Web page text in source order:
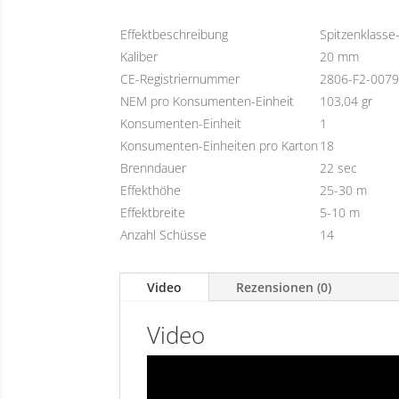
Effektbeschreibung
Kaliber
20 mm
CE-Registriernummer
2806-F2-
NEM pro Konsumenten-Einheit
103,04 gr
Konsumenten-Einheit
1
Konsumenten-Einheiten pro Karton 18
Brenndauer
22 sec
Effekthöhe
25-30 m
Effektbreite
5-10 m
Anzahl Schüsse
14
Video Rezensionen (0)
Video